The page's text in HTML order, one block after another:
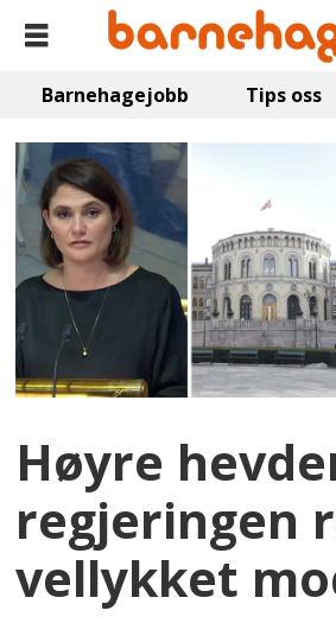
Barnehagejobb Tips oss
Høyre
regjeringen
vellykket